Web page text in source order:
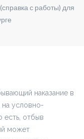
с работы) для
наказание в
условно-
отбыв
может